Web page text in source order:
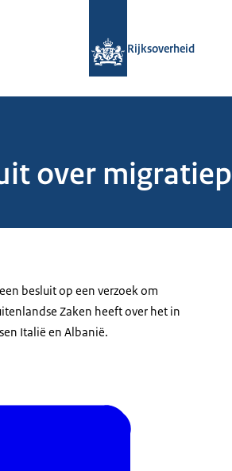
Rijksoverheid
over
besluit op een verzoek om
Zaken heeft over het in
Italië en Albanië.